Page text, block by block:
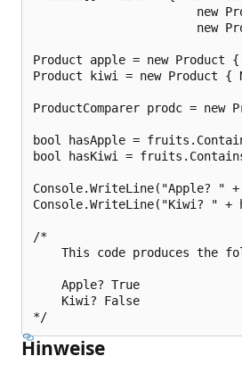
new
new
Product apple = new Product
Product kiwi = new Product {
ProductComparer prodc = new
bool hasApple =
bool hasKiwi =
Console.WriteLine("Apple? "
Console.WriteLine("Kiwi? " +
/*
This code produces the
    Apple? True
    Kiwi? False
Hinweise